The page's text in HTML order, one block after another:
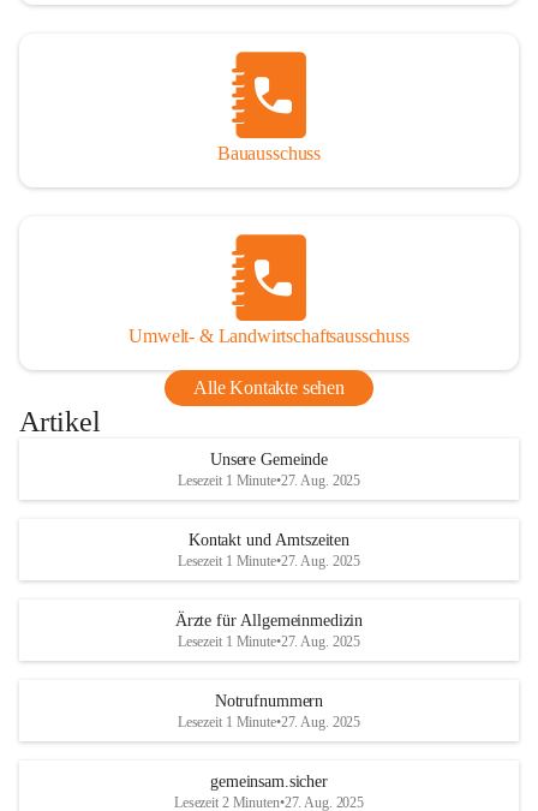
Bauausschuss
Umwelt- & Landwirtschaftsausschuss
Alle Kontakte sehen
Artikel
Unsere Gemeinde
Lesezeit 1 Minute•27. Aug. 2025
Kontakt und Amtszeiten
Lesezeit 1 Minute•27. Aug. 2025
Ärzte für Allgemeinmedizin
Lesezeit 1 Minute•27. Aug. 2025
Notrufnummern
Lesezeit 1 Minute•27. Aug. 2025
gemeinsam.sicher
Lesezeit 2 Minuten•27. Aug. 2025